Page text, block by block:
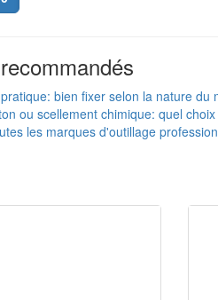
bien fixer selon la nature du
ou scellement chimique: quel
les marques d'outillage